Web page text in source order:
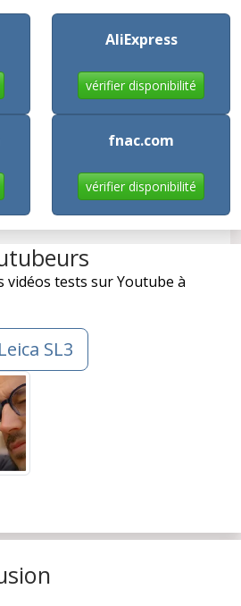
AliExpress
vérifier disponibilité
fnac.com
vérifier disponibilité
vidéos tests sur Youtube à
SL3